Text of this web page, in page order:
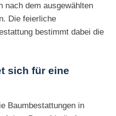
nach dem ausgewählten
Die feierliche
bestimmt dabei die
sich für eine
Baumbestattungen in